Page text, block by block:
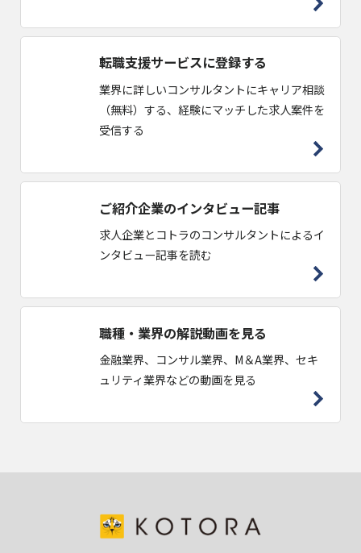
転職支援サービスに登録する
業界に詳しいコンサルタントにキャリア相談
（無料）する、経験にマッチした求人案件を
受信する
ご紹介企業のインタビュー記事
求人企業とコトラのコンサルタントによるイ
ンタビュー記事を読む
職種・業界の解説動画を見る
金融業界、コンサル業界、M＆A業界、セキ
ュリティ業界などの動画を見る